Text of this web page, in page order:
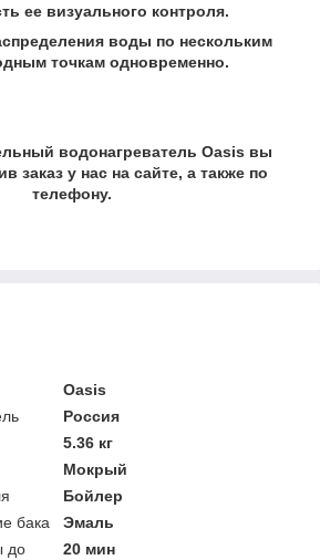
ее визуального контроля.
воды по нескольким
точкам одновременно.
водонагреватель Oasis вы
заказ у нас на сайте, а также по
телефону.
Oasis
Россия
5.36 кг
Мокрый
Бойлер
бака
Эмаль
до
20 мин